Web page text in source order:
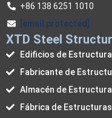
+86 138 6251 1010
[email protected]
XTD Steel
Edificios de
Fabricante de
Almacén de
Fábrica de